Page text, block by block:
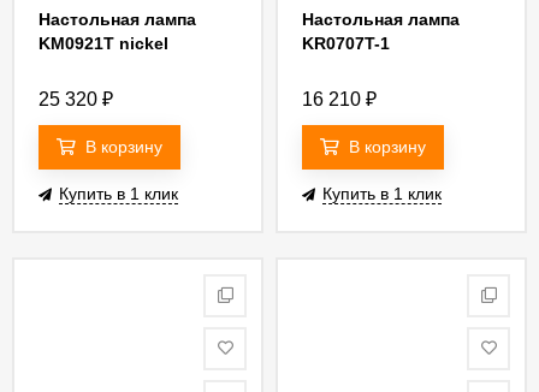
Настольная лампа
KM0921T nickel
25 320 ₽
В корзину
Купить в 1 клик
Настольная лампа
KR0707T-1
16 210 ₽
В корзину
Купить в 1 клик